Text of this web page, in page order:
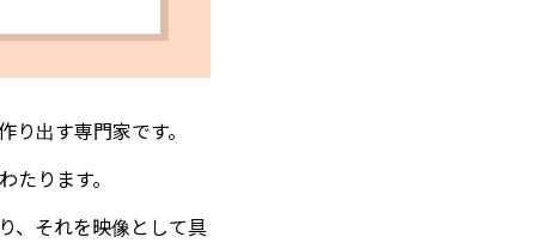
出す専門家です。
ります。
、それを映像として具